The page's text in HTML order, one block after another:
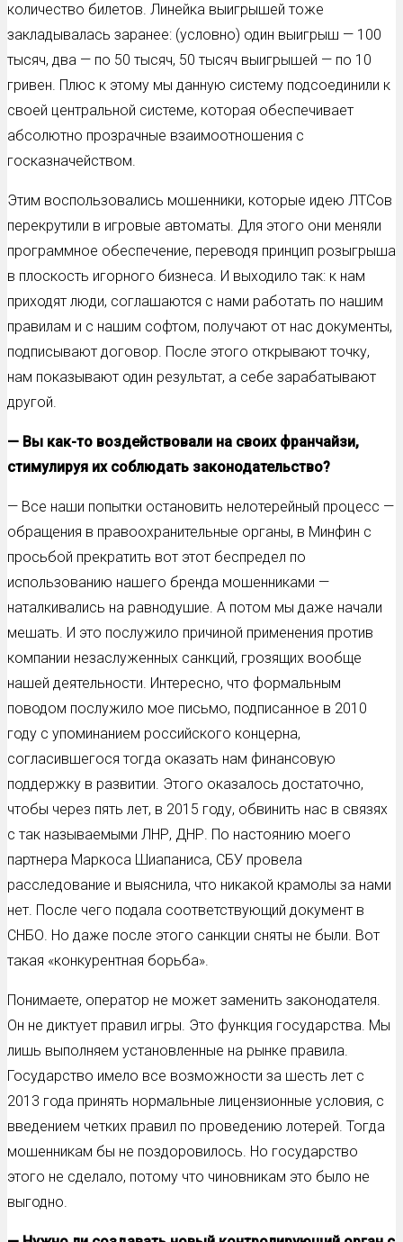
количество билетов. Линейка выигрышей тоже
закладывалась заранее: (условно) один выигрыш — 100
тысяч, два — по 50 тысяч, 50 тысяч выигрышей — по 10
гривен. Плюс к этому мы данную систему подсоединили к
своей центральной системе, которая обеспечивает
абсолютно прозрачные взаимоотношения с
госказначейством.
Этим воспользовались мошенники, которые идею ЛТСов
перекрутили в игровые автоматы. Для этого они меняли
программное обеспечение, переводя принцип розыгрыша
в плоскость игорного бизнеса. И выходило так: к нам
приходят люди, соглашаются с нами работать по нашим
правилам и с нашим софтом, получают от нас документы,
подписывают договор. После этого открывают точку,
нам показывают один результат, а себе зарабатывают
другой.
— Вы как-то воздействовали на своих франчайзи,
стимулируя их соблюдать законодательство?
— Все наши попытки остановить нелотерейный процесс —
обращения в правоохранительные органы, в Минфин с
просьбой прекратить вот этот беспредел по
использованию нашего бренда мошенниками —
наталкивались на равнодушие. А потом мы даже начали
мешать. И это послужило причиной применения против
компании незаслуженных санкций, грозящих вообще
нашей деятельности. Интересно, что формальным
поводом послужило мое письмо, подписанное в 2010
году с упоминанием российского концерна,
согласившегося тогда оказать нам финансовую
поддержку в развитии. Этого оказалось достаточно,
чтобы через пять лет, в 2015 году, обвинить нас в связях
с так называемыми ЛНР, ДНР. По настоянию моего
партнера Маркоса Шиапаниса, СБУ провела
расследование и выяснила, что никакой крамолы за нами
нет. После чего подала соответствующий документ в
СНБО. Но даже после этого санкции сняты не были. Вот
такая «конкурентная борьба».
Понимаете, оператор не может заменить законодателя.
Он не диктует правил игры. Это функция государства. Мы
лишь выполняем установленные на рынке правила.
Государство имело все возможности за шесть лет с
2013 года принять нормальные лицензионные условия, с
введением четких правил по проведению лотерей. Тогда
мошенникам бы не поздоровилось. Но государство
этого не сделало, потому что чиновникам это было не
выгодно.